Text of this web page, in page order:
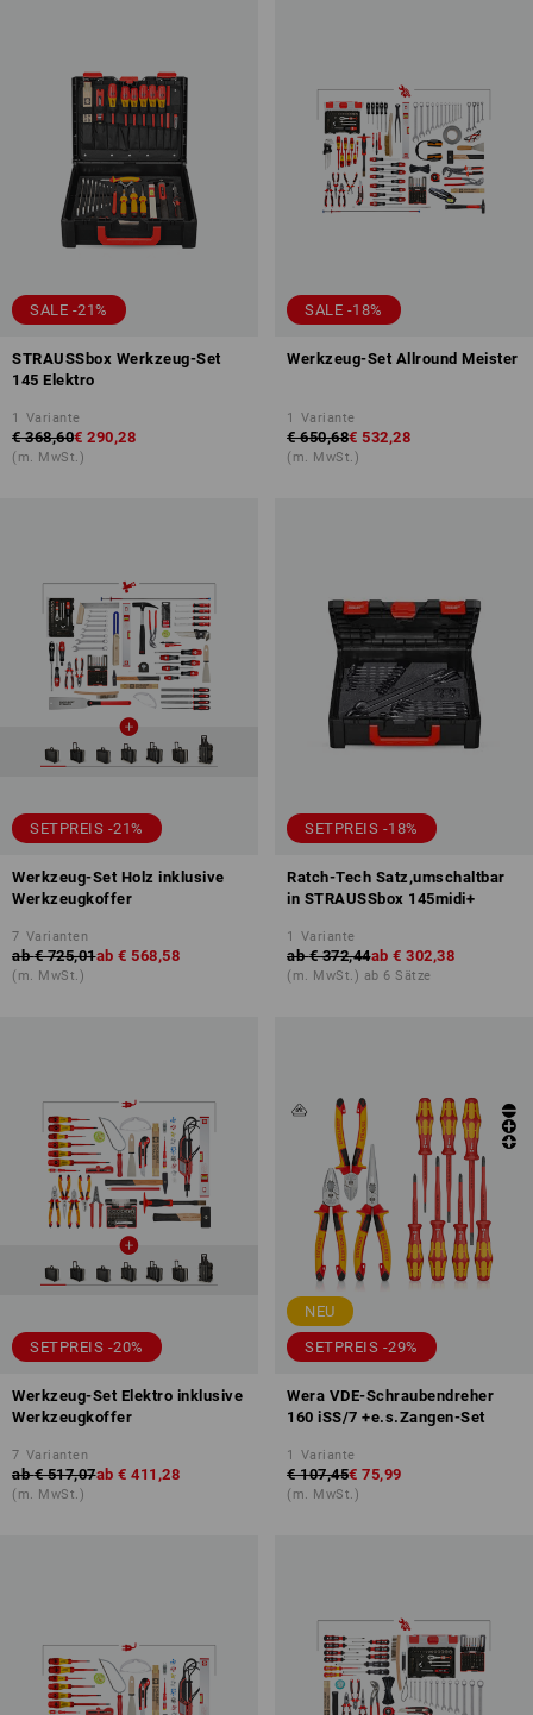
SALE -21%
STRAUSSbox Werkzeug-Set
145 Elektro
1 Variante
€ 368,60€ 290,28
(m. MwSt.)
SALE -18%
Werkzeug-Set Allround Meister
1 Variante
€ 650,68€ 532,28
(m. MwSt.)
SETPREIS -21%
Werkzeug-Set Holz inklusive
Werkzeugkoffer
7 Varianten
ab € 725,01ab € 568,58
(m. MwSt.)
SETPREIS -18%
Ratch-Tech Satz,umschaltbar
in STRAUSSbox 145midi+
1 Variante
ab € 372,44ab € 302,38
(m. MwSt.) ab 6 Sätze
SETPREIS -20%
Werkzeug-Set Elektro inklusive
Werkzeugkoffer
7 Varianten
ab € 517,07ab € 411,28
(m. MwSt.)
NEU
SETPREIS -29%
Wera VDE-Schraubendreher
160 iSS/7 +e.s.Zangen-Set
1 Variante
€ 107,45€ 75,99
(m. MwSt.)